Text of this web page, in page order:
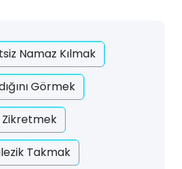
Namaz Kılmak
Görmek
Zikretmek
Takmak